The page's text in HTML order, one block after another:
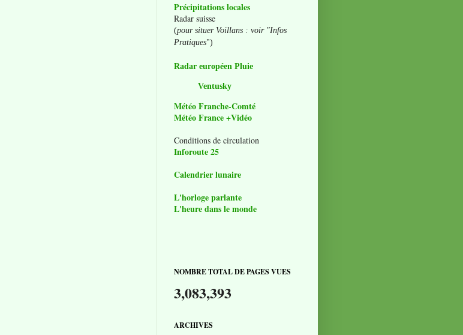
Précipitations locales
Radar suisse
(pour situer Voillans : voir "Infos
Pratiques")
Radar européen Pluie
Ventusky
Météo Franche-Comté
Météo France +Vidéo
Conditions de circulation
Inforoute 25
Calendrier lunaire
L'horloge parlante
L'heure dans le monde
NOMBRE TOTAL DE PAGES VUES
3,083,393
ARCHIVES